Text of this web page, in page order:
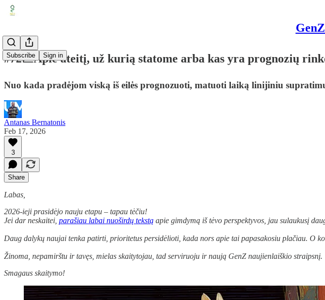
Subscribe Sign in
#72📈Apie ateitį, už kurią statome arba kas yra prognozių
Nuo kada pradėjom viską iš eilės prognozuoti, matuoti laiką linijiniu
Antanas Bernatonis
Feb 17, 2026
3
Share
Labas,
2026-ieji prasidėjo nauju etapu – tapau tėčiu!
Jei dar neskaitei, parašiau labai nuoširdų tekstą apie gimdymą iš tėvo perspektyvos, jau sulaukusį
Daug dalykų naujai tenka patirti, prioritetus persidėlioti, kada nors apie tai papasakosiu plačiau. O
Žinoma, nepamirštu ir tavęs, mielas skaitytojau, tad serviruoju ir naują GenZ naujienlaiškio straipsnį.
Smagaus skaitymo!